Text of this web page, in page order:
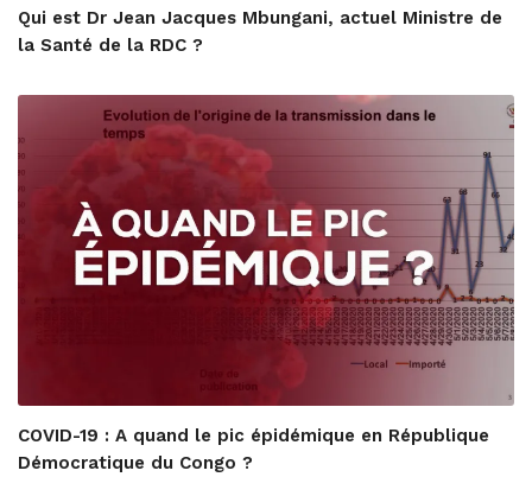
Qui est Dr Jean Jacques Mbungani, actuel Ministre de
la Santé de la RDC ?
COVID-19 : A quand le pic épidémique en République
Démocratique du Congo ?